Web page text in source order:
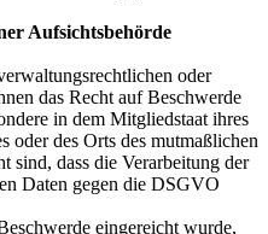
Aufsichtsbehörde
oder
das Recht auf Beschwerde
in dem Mitgliedstaat ihres
oder des Orts des mutmaßlichen
sind, dass die Verarbeitung der
Daten gegen die DSGVO
eingereicht wurde,